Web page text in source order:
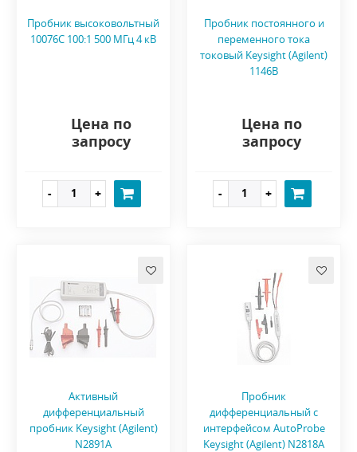
Пробник высоковольтный
10076C 100:1 500 МГц 4 кВ
Цена по
запросу
Пробник постоянного и
переменного тока
токовый Keysight (Agilent)
1146B
Цена по
запросу
Активный
дифференциальный
пробник Keysight (Agilent)
N2891A
Пробник
дифференциальный с
интерфейсом AutoProbe
Keysight (Agilent) N2818A